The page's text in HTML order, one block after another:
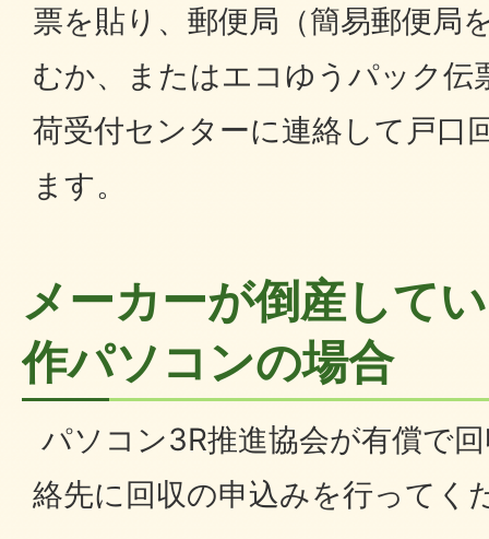
票を貼り、郵便局（簡易郵便局
むか、またはエコゆうパック伝
荷受付センターに連絡して戸口
ます。
メーカーが倒産して
作パソコンの場合
パソコン3R推進協会が有償で
絡先に回収の申込みを行ってく